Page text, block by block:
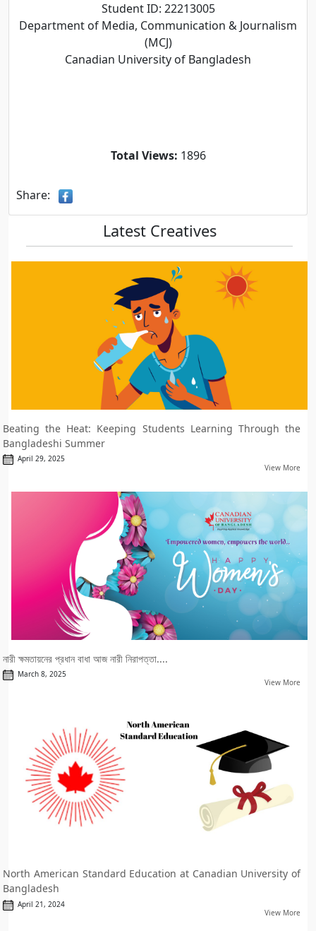
Student ID: 22213005
Department of Media, Communication & Journalism
(MCJ)
Canadian University of Bangladesh
Total Views: 1896
Share:
Latest Creatives
Beating the Heat: Keeping Students Learning Through the
Bangladeshi Summer
April 29, 2025
View More
নারী ক্ষমতায়নের প্রধান বাধা আজ নারী নিরাপত্তা....
March 8, 2025
View More
North American Standard Education at Canadian University of
Bangladesh
April 21, 2024
View More